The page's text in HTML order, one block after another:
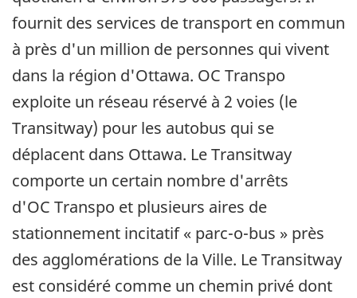
fournit des services de transport en commun
à près d'un million de personnes qui vivent
dans la région d'Ottawa. OC Transpo
exploite un réseau réservé à 2 voies (le
Transitway) pour les autobus qui se
déplacent dans Ottawa. Le Transitway
comporte un certain nombre d'arrêts
d'OC Transpo et plusieurs aires de
stationnement incitatif « parc-o-bus » près
des agglomérations de la Ville. Le Transitway
est considéré comme un chemin privé dont